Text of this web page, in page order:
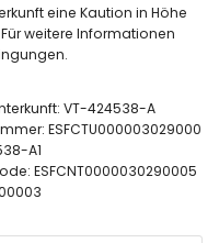
eine Kaution in Höhe
weitere Informationen
VT-424538-A
ESFCTU000003029000
A1
ESFCNT0000030290005